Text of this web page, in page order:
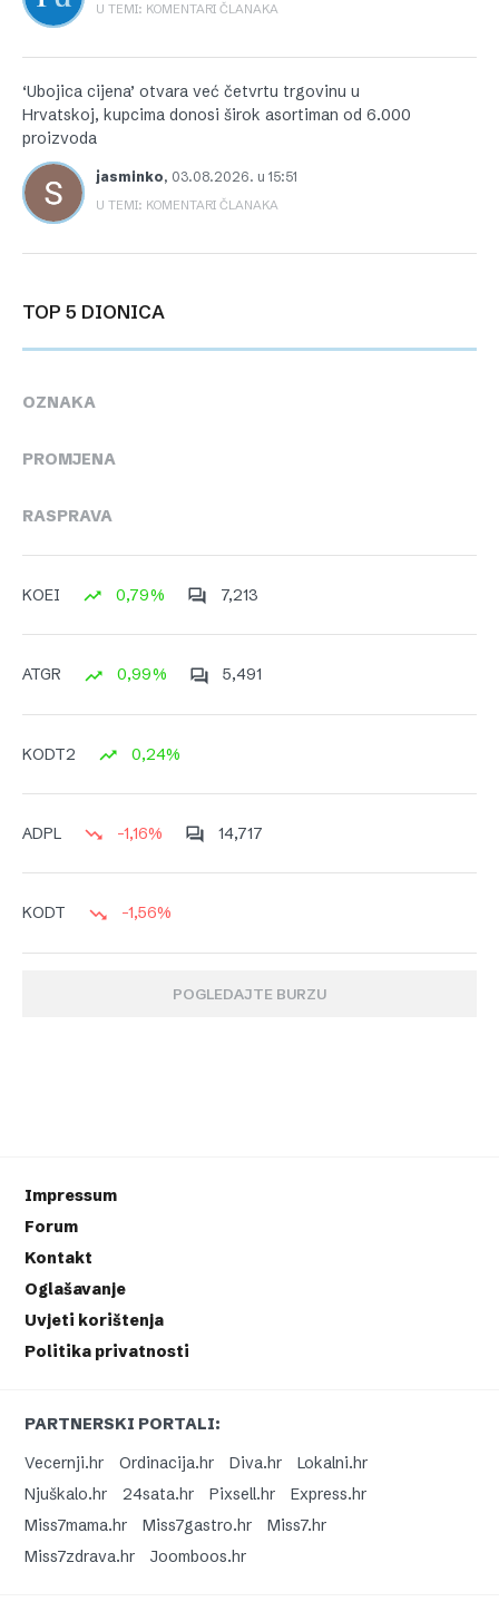
U TEMI: KOMENTARI ČLANAKA
‘Ubojica cijena’ otvara već četvrtu trgovinu u
Hrvatskoj, kupcima donosi širok asortiman od 6.000
proizvoda
jasminko, 03.08.2026. u 15:51
U TEMI: KOMENTARI ČLANAKA
TOP 5 DIONICA
OZNAKA
PROMJENA
RASPRAVA
KOEI 0,79% 7,213
ATGR 0,99% 5,491
KODT2 0,24%
ADPL -1,16% 14,717
KODT -1,56%
POGLEDAJTE BURZU
Impressum
Forum
Kontakt
Oglašavanje
Uvjeti korištenja
Politika privatnosti
PARTNERSKI PORTALI:
Vecernji.hr
Ordinacija.hr Diva.hr
Lokalni.hr
Njuškalo.hr
24sata.hr Pixsell.hr
Express.hr
Miss7mama.hr
Miss7gastro.hr
Miss7.hr
Miss7zdrava.hr
Joomboos.hr